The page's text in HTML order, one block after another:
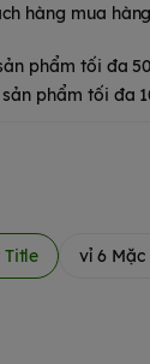
hàng mua
phẩm tối đa
phẩm tối đa
Title vỉ 6 Mặc